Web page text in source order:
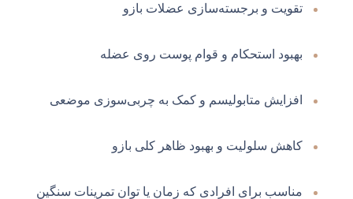
تقویت و برجسته‌سازی عضلات بازو
بهبود استحکام و قوام پوست روی عضله
افزایش متابولیسم و کمک به چربی‌سوزی موضعی
کاهش سلولیت و بهبود ظاهر کلی بازو
مناسب برای افرادی که زمان یا توان تمرینات سنگین